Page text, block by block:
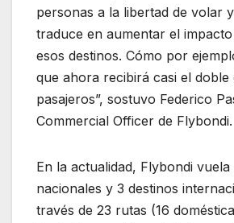
personas a la libertad de volar
traduce en aumentar el
esos destinos. Cómo por
que ahora recibirá casi el doble
pasajeros”, sostuvo Federico
Commercial Officer de Flybondi.
En la actualidad, Flybondi vuela
nacionales y 3 destinos
través de 23 rutas (16